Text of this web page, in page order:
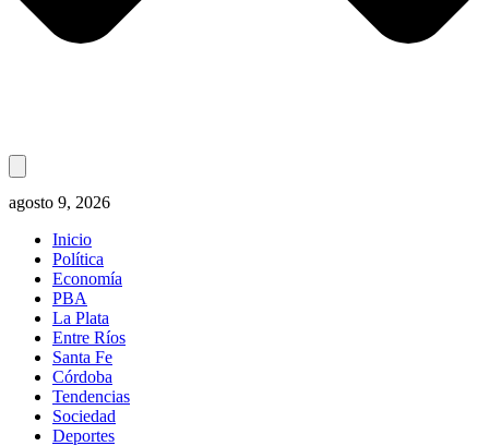
agosto 9, 2026
Inicio
Política
Economía
PBA
La Plata
Entre Ríos
Santa Fe
Córdoba
Tendencias
Sociedad
Deportes